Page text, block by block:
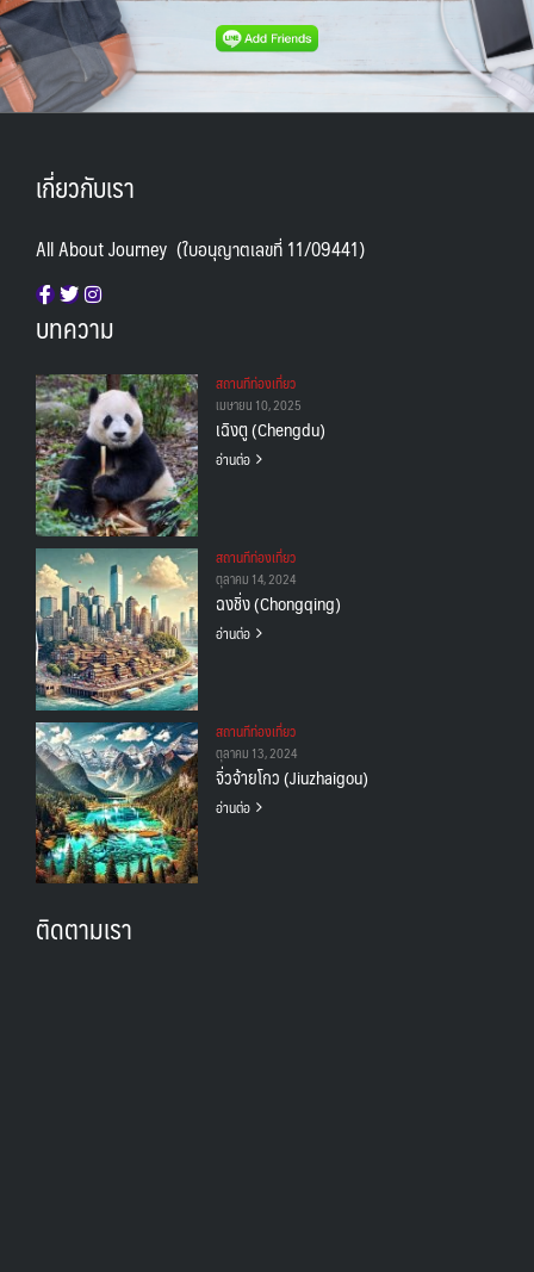
เกี่ยวกับเรา
All About Journey (ใบอนุญาตเลขที่ 11/09441)
บทความ
สถานทีท่องเที่ยว
เมษายน 10, 2025
เฉิงตู (Chengdu)
อ่านต่อ
สถานทีท่องเที่ยว
ตุลาคม 14, 2024
ฉงชิ่ง (Chongqing)
อ่านต่อ
สถานทีท่องเที่ยว
ตุลาคม 13, 2024
จิ่วจ้ายโกว (Jiuzhaigou)
อ่านต่อ
ติดตามเรา